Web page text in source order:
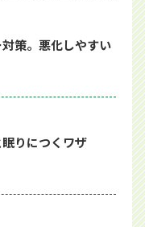
策。悪化しやすい
りにつくワザ